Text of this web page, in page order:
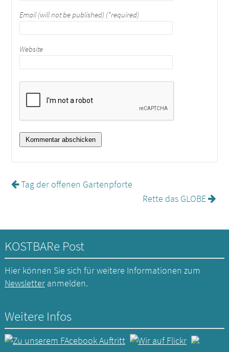
Email (will not be published) (*required)
Website
Tag der offenen Gartenpforte
Rette das GLOBE
KOSTBARe Post
Hier können Sie sich für weitere Informationen zum
Newsletteranmelden.
Weitere Infos